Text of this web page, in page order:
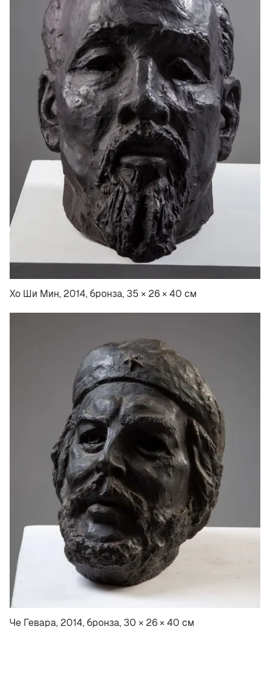
Хо Ши Мин, 2014, бронза, 35 × 26 × 40 см
Че Гевара, 2014, бронза, 30 × 26 × 40 см